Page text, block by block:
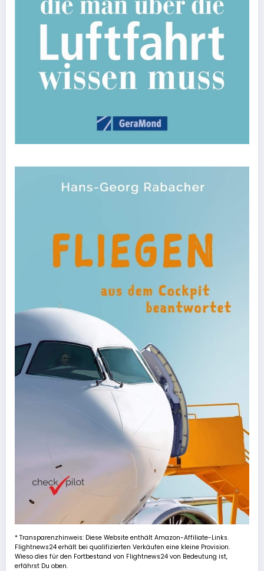
* Transparenzhinweis: Diese Website enthält Amazon-Affiliate-Links.
Flightnews24 erhält bei qualifizierten Verkäufen eine kleine Provision.
Wieso dies für den Fortbestand von Flightnews24 von Bedeutung ist,
erfährst Du oben.